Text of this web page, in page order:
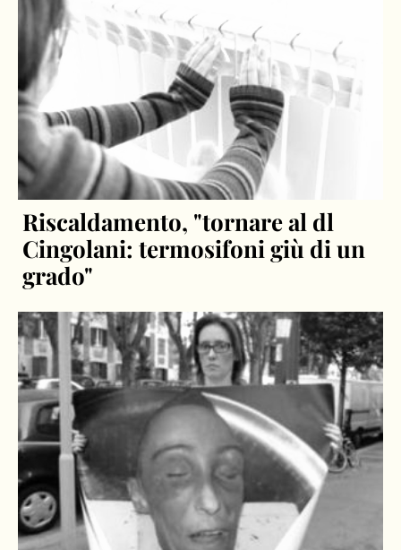
Riscaldamento, "tornare al dl
Cingolani: termosifoni giù di un
grado"